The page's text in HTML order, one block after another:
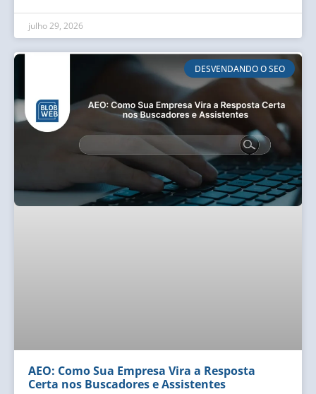
julho 29, 2026
DESVENDANDO O SEO
AEO: Como Sua Empresa Vira a Resposta
Certa nos Buscadores e Assistentes